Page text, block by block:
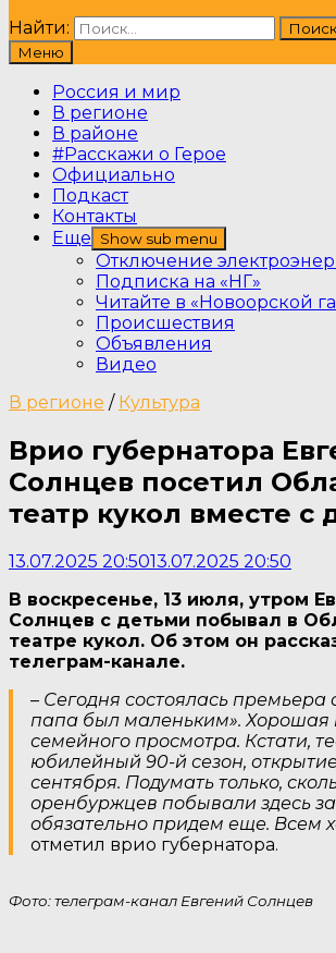
Найти:
Меню
Россия и мир
В регионе
В районе
#Расскажи о Герое
Официально
Подкаст
Контакты
Еще
Show sub menu
Отключение
Подписка на «НГ»
Читайте в «Новоорской
Происшествия
Объявления
Видео
В регионе / Культура
Врио губернатора
Солнцев посетил
театр кукол вместе с
13.07.2025 20:5013.07.2025 20:50
В воскресенье, 13 июля, утром
Солнцев с детьми побывал в
театре кукол. Об этом он
телеграм-канале.
– Сегодня состоялась премьера
папа был маленьким». Хорошая
семейного просмотра. Кстати,
юбилейный 90-й сезон,
сентября. Подумать только,
оренбуржцев побывали здесь
обязательно придем еще. Всем
отметил врио губернатора.
Фото: телеграм-канал Евгений Солнцев